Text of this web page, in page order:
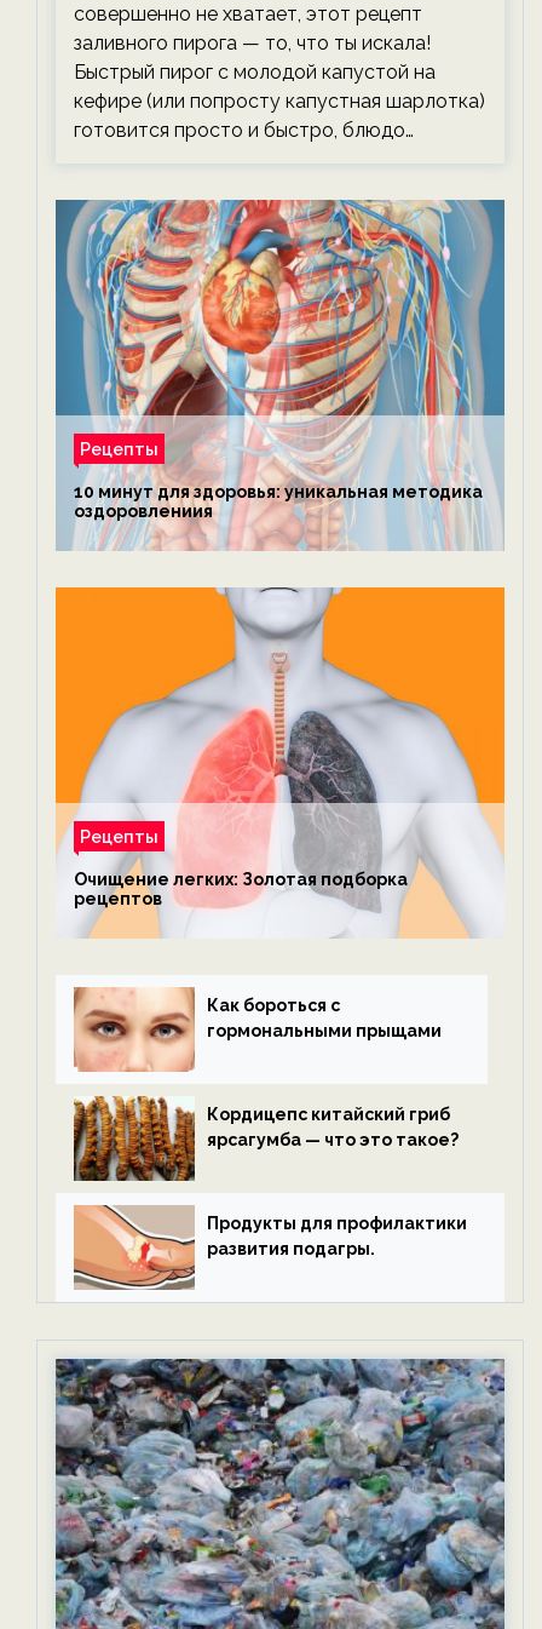
совершенно не хватает, этот рецепт
заливного пирога — то, что ты искала!
Быстрый пирог с молодой капустой на
кефире (или попросту капустная шарлотка)
готовится просто и быстро, блюдо…
Рецепты
10 минут для здоровья: уникальная методика
оздоровлениия
Рецепты
Очищение легких: Золотая подборка
рецептов
Как бороться с
гормональными прыщами
Кордицепс китайский гриб
ярсагумба — что это такое?
Продукты для профилактики
развития подагры.